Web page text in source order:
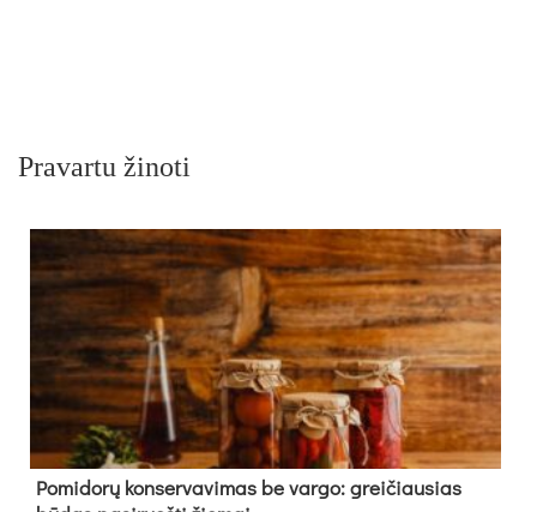
Pravartu žinoti
Pomidorų konservavimas be vargo: greičiausias